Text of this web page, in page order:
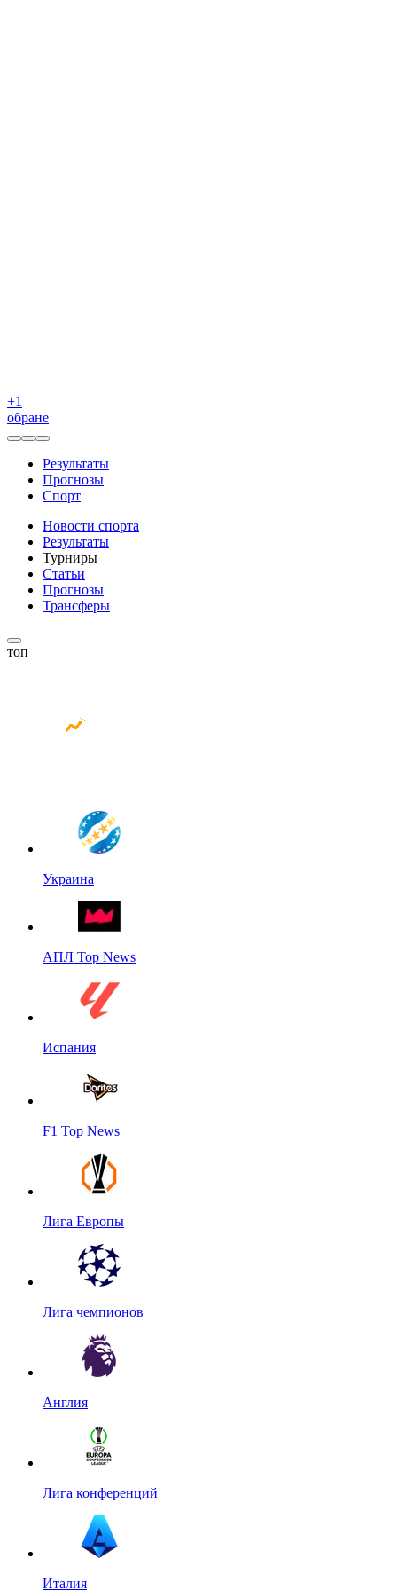
+1
обране
Результаты
Прогнозы
Спорт
Новости спорта
Результаты
Турниры
Статьи
Прогнозы
Трансферы
топ
Украина
АПЛ Top News
Испания
F1 Top News
Лига Европы
Лига чемпионов
Англия
Лига конференций
Италия